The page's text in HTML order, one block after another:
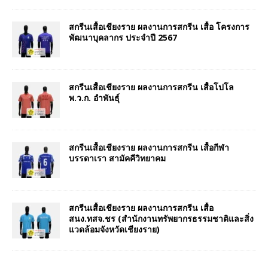
สกรีนเสื้อเชียงราย ผลงานการสกรีน เสื้อ โครงการ
พัฒนาบุคลากร ประจำปี 2567
สกรีนเสื้อเชียงราย ผลงานการสกรีน เสื้อโปโล
พ.ว.ก. อำพันธุ์
สกรีนเสื้อเชียงราย ผลงานการสกรีน เสื้อกีฬา
บรรดาเรา สามัคคีวิทยาคม
สกรีนเสื้อเชียงราย ผลงานการสกรีน เสื้อ
สนง.ทสจ.ชร (สำนักงานทรัพยากรธรรมชาติและสิ่ง
แวดล้อมจังหวัดเชียงราย)